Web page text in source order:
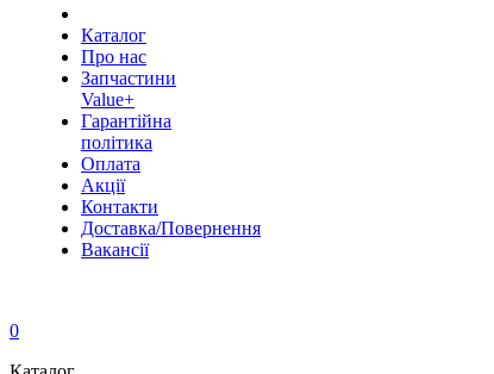
Каталог
Про нас
Запчастини
Value+
Гарантійна
політика
Оплата
Акції
Контакти
Доставка/Повернення
Вакансії
0